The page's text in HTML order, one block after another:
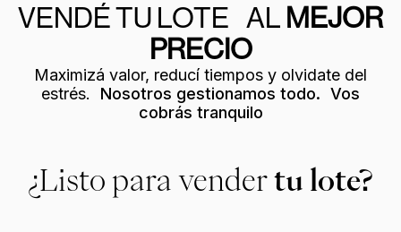
VENDÉ TU LOTE AL MEJOR
PRECIO
Maximizá valor, reducí tiempos y olvidate del
estrés. Nosotros gestionamos todo. Vos
cobrás tranquilo
¿Listo para vender tu lote?